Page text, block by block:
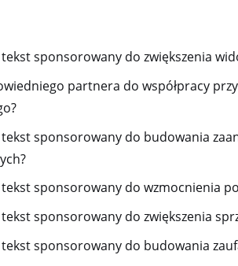
tekst sponsorowany do zwiększenia
partnera do współpracy
tekst sponsorowany do budowania
tekst sponsorowany do wzmocnienia
tekst sponsorowany do zwiększenia
tekst sponsorowany do budowania